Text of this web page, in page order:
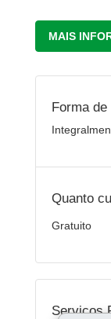
MAIS
Forma
Quanto
Gratuito
Serviços